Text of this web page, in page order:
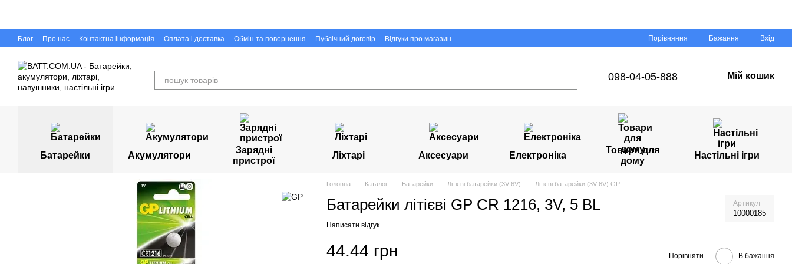
Блог Про нас Контактна інформація Оплата і доставка Обмін та повернення Публічний договір
Відгуки про магазин
Порівняння Бажання Вхід
098-04-05-888 Мій кошик
Батарейки Акумулятори
Зарядні
пристрої
Ліхтарі Аксесуари Електроніка
Товари для
дому
Настільні ігри
Головна Каталог Батарейки Літієві батарейки (3V-6V) Літієві батарейки (3V-6V) GP
Батарейки літієві GP CR 1216, 3V, 5 BL Артикул
10000185
Написати відгук
44.44 грн Порівняти В бажання